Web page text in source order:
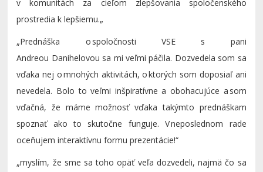
v komunitách za cieľom zlepšovania spoločenského
prostredia k lepšiemu.„
„Prednáška o spoločnosti VSE s pani
Andreou Danihelovou sa mi veľmi páčila. Dozvedela som sa
vďaka nej o mnohých aktivitách, o ktorých som doposiaľ ani
nevedela. Bolo to veľmi inšpiratívne a obohacujúce a som
vďačná, že máme možnosť vďaka takýmto prednáškam
spoznať ako to skutočne funguje. V neposlednom rade
oceňujem interaktívnu formu prezentácie!“
„myslím, že sme sa toho opäť veľa dozvedeli, najmä čo sa